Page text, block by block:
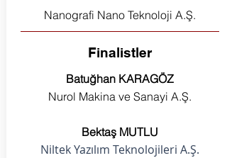
Nanografi Nano Teknoloji A.Ş.
Finalistler
Batuğhan KARAGÖZ
Nurol Makina ve Sanayi A.Ş.
Bektaş MUTLU
Niltek Yazılım Teknolojileri A.Ş.